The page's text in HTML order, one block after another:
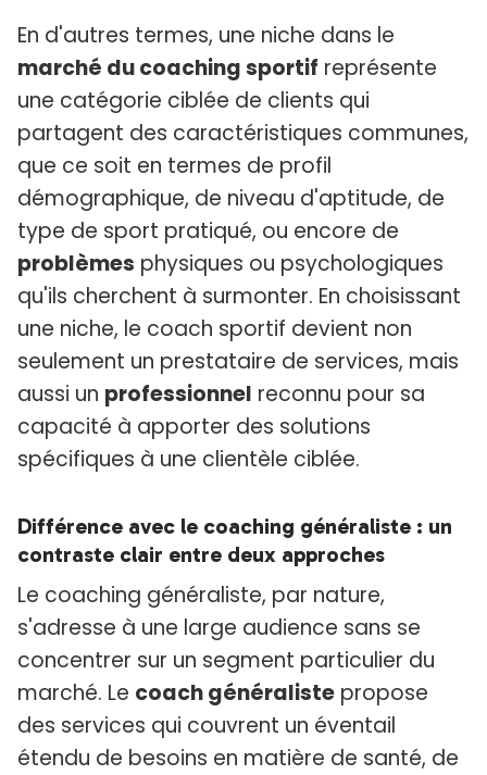
En d'autres termes, une niche dans le
marché du coaching sportif représente
une catégorie ciblée de clients qui
partagent des caractéristiques communes,
que ce soit en termes de profil
démographique, de niveau d'aptitude, de
type de sport pratiqué, ou encore de
problèmes physiques ou psychologiques
qu'ils cherchent à surmonter. En choisissant
une niche, le coach sportif devient non
seulement un prestataire de services, mais
aussi un professionnel reconnu pour sa
capacité à apporter des solutions
spécifiques à une clientèle ciblée.
Différence avec le coaching généraliste : un
contraste clair entre deux approches
Le coaching généraliste, par nature,
s'adresse à une large audience sans se
concentrer sur un segment particulier du
marché. Le coach généraliste propose
des services qui couvrent un éventail
étendu de besoins en matière de santé, de